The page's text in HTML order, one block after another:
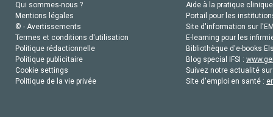
Qui sommes-nous ?
Mentions légales
© - Avertissements
Termes et conditions d'utilisation
Politique rédactionnelle
Politique publicitaire
Cookie settings
Politique de la vie privée
Aide à la pratique
Portail pour les
Site d'information sur
E-learning pour les
Bibliothèque d'e-books
Blog special IFSI :
Suivez notre actualité
Site d'emploi en santé :